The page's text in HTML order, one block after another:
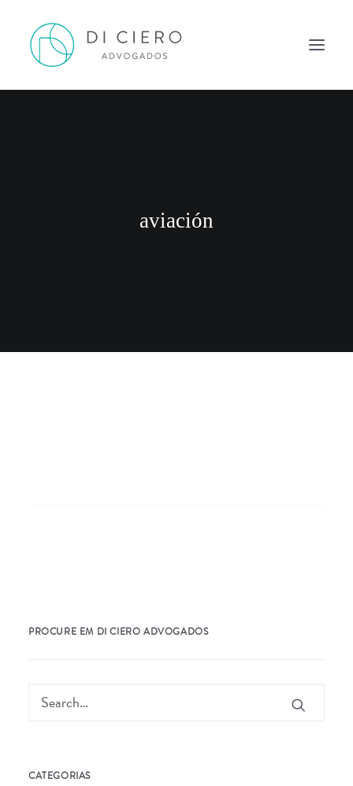
aviación
PROCURE EM DI CIERO ADVOGADOS
CATEGORIAS